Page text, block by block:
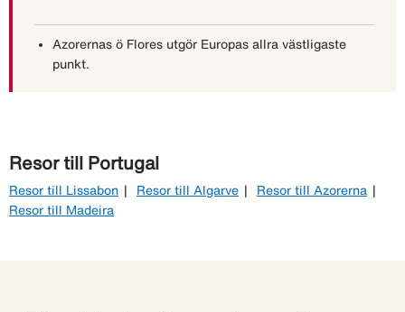
Azorernas ö Flores utgör Europas allra västligaste
punkt.
Resor till Portugal
Resor till Lissabon Resor till Algarve
Resor till Azorerna
Resor till Madeira